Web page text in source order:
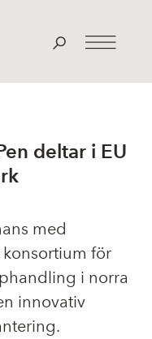
deltar i EU
med
för
i norra
innovativ